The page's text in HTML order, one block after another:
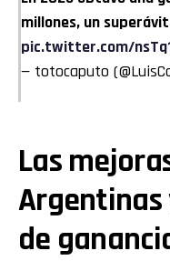
millones, un
pic.twitter.com/
— totocaputo
Las
de